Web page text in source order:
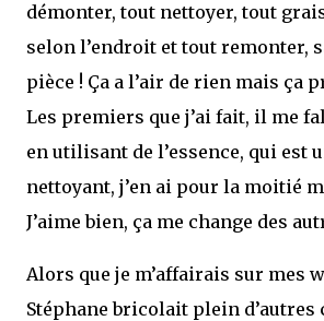
démonter, tout nettoyer, tout
selon l’endroit et tout remonter,
pièce ! Ça a l’air de rien mais ça
Les premiers que j’ai fait, il me
en utilisant de l’essence, qui est
nettoyant, j’en ai pour la moitié
J’aime bien, ça me change des
Alors que je m’affairais sur mes
Stéphane bricolait plein d’autres